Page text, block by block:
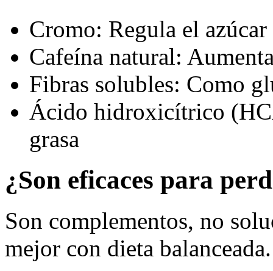
Cromo: Regula el
Cafeína natural:
Fibras solubles: Como
Ácido hidroxicítrico
grasa
¿Son eficaces para
Son complementos, no
mejor con dieta balanceada.